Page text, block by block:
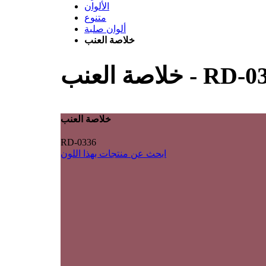
الألوان
متنوع
ألوان صلبة
خلاصة العنب
- RD-
خلاصة العنب
RD-0336
ابحث عن منتجات بهذا اللون